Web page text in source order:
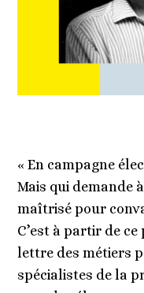
« En campagne
Mais qui demande
maîtrisé pour
C’est à partir de
lettre des métiers
spécialistes de la